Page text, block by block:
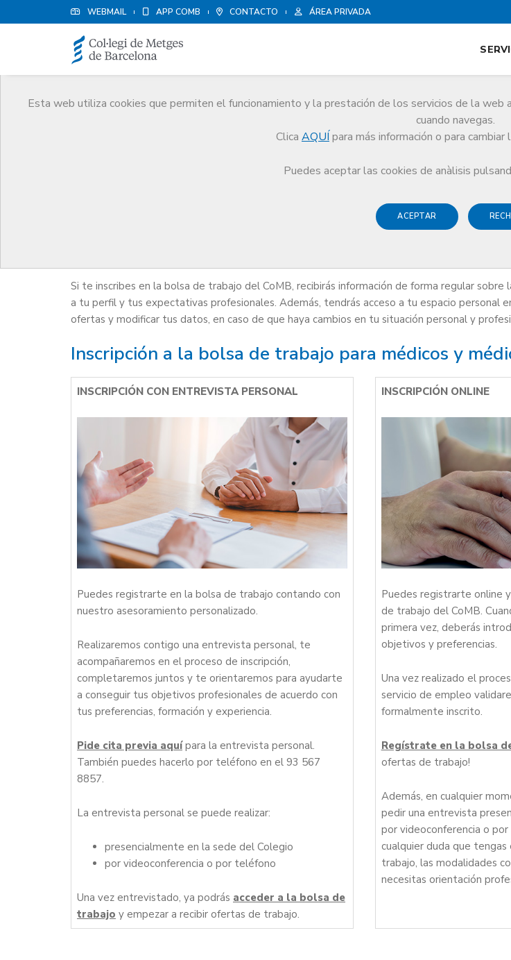
WEBMAIL APP COMB CONTACTO ÁREA PRIVADA
Esta web utiliza cookies que permiten el funcionamiento y la prestación de los servicios de la web
cuando navegas.
Clica AQUÍ para más información o para
Puedes aceptar las cookies de anàlisis
ACEPTAR
Bolsa de trabajo para médicos
Si te inscribes en la bolsa de trabajo del CoMB, recibirás información de forma regular sobre
a tu perfil y tus expectativas profesionales. Además, tendrás acceso a tu espacio personal
ofertas y modificar tus datos, en caso de que haya cambios en tu situación personal y
Inscripción a la bolsa de trabajo para médicos y
INSCRIPCIÓN CON ENTREVISTA PERSONAL
Puedes registrarte en la bolsa de trabajo contando con
nuestro asesoramiento personalizado.
Realizaremos contigo una entrevista personal, te
acompañaremos en el proceso de inscripción,
completaremos juntos y te orientaremos para ayudarte
a conseguir tus objetivos profesionales de acuerdo con
tus preferencias, formación y experiencia.
Pide cita previa aquípara la entrevista personal.
También puedes hacerlo por teléfono en el 93 567
8857.
La entrevista personal se puede realizar:
presencialmente en la sede del Colegio
por videoconferencia o por teléfono
Una vez entrevistado, ya podrás acceder a la bolsa de
trabajo y empezar a recibir ofertas de trabajo.
INSCRIPCIÓN ONLINE
Puedes registrarte online
de trabajo del CoMB.
primera vez, deberás
objetivos y preferencias.
Una vez realizado el
servicio de empleo
formalmente inscrito.
Regístrate en la bolsa
ofertas de trabajo!
Además, en cualquier
pedir una entrevista
por videoconferencia o
cualquier duda que
trabajo, las modalidades
necesitas orientación